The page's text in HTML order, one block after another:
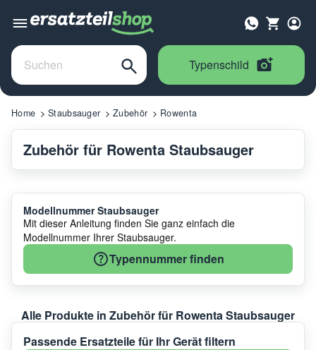
Typenschild
Home Staubsauger Zubehör Rowenta
Zubehör für Rowenta Staubsauger
Modellnummer Staubsauger
Mit dieser Anleitung finden Sie ganz einfach die
Modellnummer Ihrer Staubsauger.
Typennummer finden
Alle Produkte in Zubehör für Rowenta Staubsauger
Passende Ersatzteile für Ihr Gerät filtern